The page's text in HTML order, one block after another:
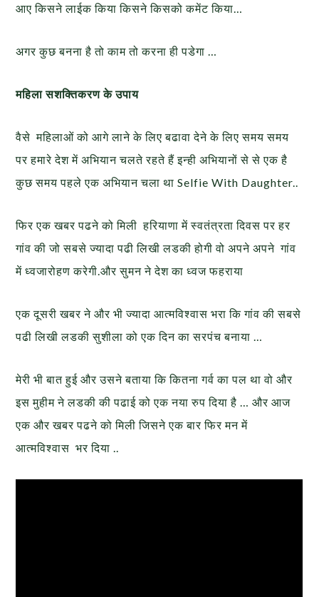
आए किसने लाईक किया किसने किसको कमेंट किया…
अगर कुछ बनना है तो काम तो करना ही पडेगा …
महिला सशक्तिकरण के उपाय
वैसे महिलाओं को आगे लाने के लिए बढावा देने के लिए समय समय
पर हमारे देश में अभियान चलते रहते हैं इन्ही अभियानों से से एक है
कुछ समय पहले एक अभियान चला था Selfie With Daughter..
फिर एक खबर पढने को मिली हरियाणा में स्वतंत्रता दिवस पर हर
गांव की जो सबसे ज्यादा पढी लिखी लडकी होगी वो अपने अपने गांव
में ध्वजारोहण करेगी.और सुमन ने देश का ध्वज फहराया
एक दूसरी खबर ने और भी ज्यादा आत्मविश्वास भरा कि गांव की सबसे
पढी लिखी लडकी सुशीला को एक दिन का सरपंच बनाया …
मेरी भी बात हुई और उसने बताया कि कितना गर्व का पल था वो और
इस मुहीम ने लडकी की पढाई को एक नया रुप दिया है … और आज
एक और खबर पढने को मिली जिसने एक बार फिर मन में
आत्मविश्वास भर दिया ..